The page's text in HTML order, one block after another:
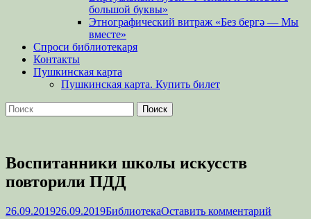
большой буквы»
Этнографический витраж «Без бергə — Мы
вместе»
Спроси библиотекаря
Контакты
Пушкинская карта
Пушкинская карта. Купить билет
Поиск
Найти:
Воспитанники школы искусств
повторили ПДД
Опубликовано
26.09.201926.09.2019Автор
БиблиотекаОставить комментарий